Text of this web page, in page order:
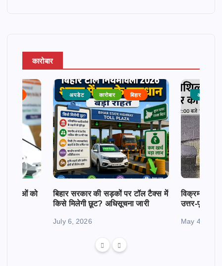
कारोबार
महिलाओं को
अपडेट कारोबार बिहार
बिहार सरकार की सड़कों पर टॉल टैक्स में
किसे मिलेगी छूट? अधिसूचना जारी
July 6, 2026
अपडेट
विक्रमशिला
उत्तर-पूर्व
May 4, 2026